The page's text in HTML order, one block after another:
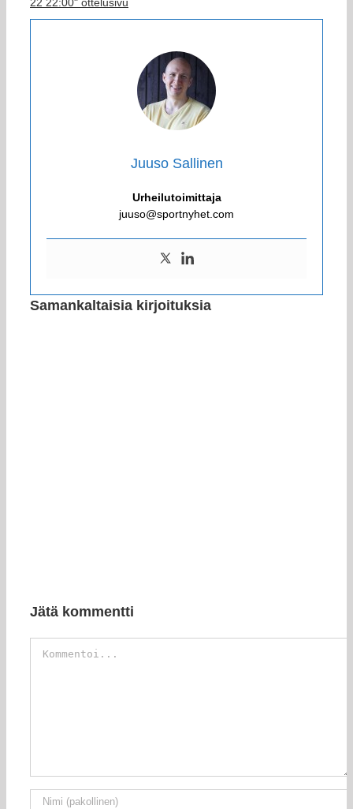
Juuso Sallinen
Urheilutoimittaja
juuso@sportnyhet.com
Samankaltaisia kirjoituksia
Jätä kommentti